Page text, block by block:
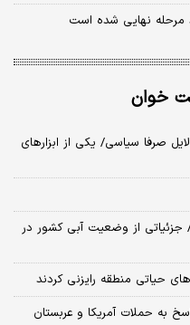
مرحله نهایی شده است
خوان
صرفا سیاسی/ یکی از ابزارهای
از وضعیت آبی کشور در
حیاتی منطقه رایزنی کردند
به حملات آمریکا و عربستان